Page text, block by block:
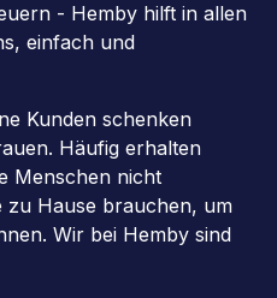
- Hemby hilft in allen
einfach und
Kunden schenken
Häufig erhalten
Menschen nicht
zu Hause brauchen, um
Wir bei Hemby sind